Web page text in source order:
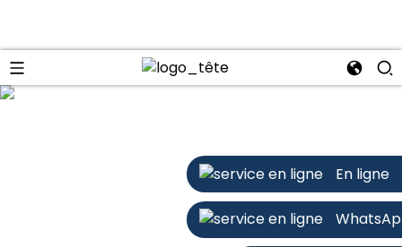
En ligne